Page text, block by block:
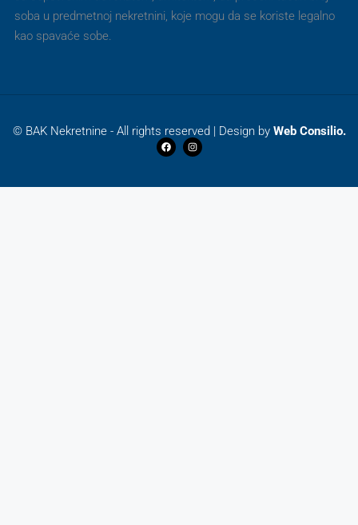
soba u predmetnoj nekretnini, koje mogu da se koriste legalno
kao spavaće sobe.
© BAK Nekretnine - All rights reserved | Design by Web Consilio.